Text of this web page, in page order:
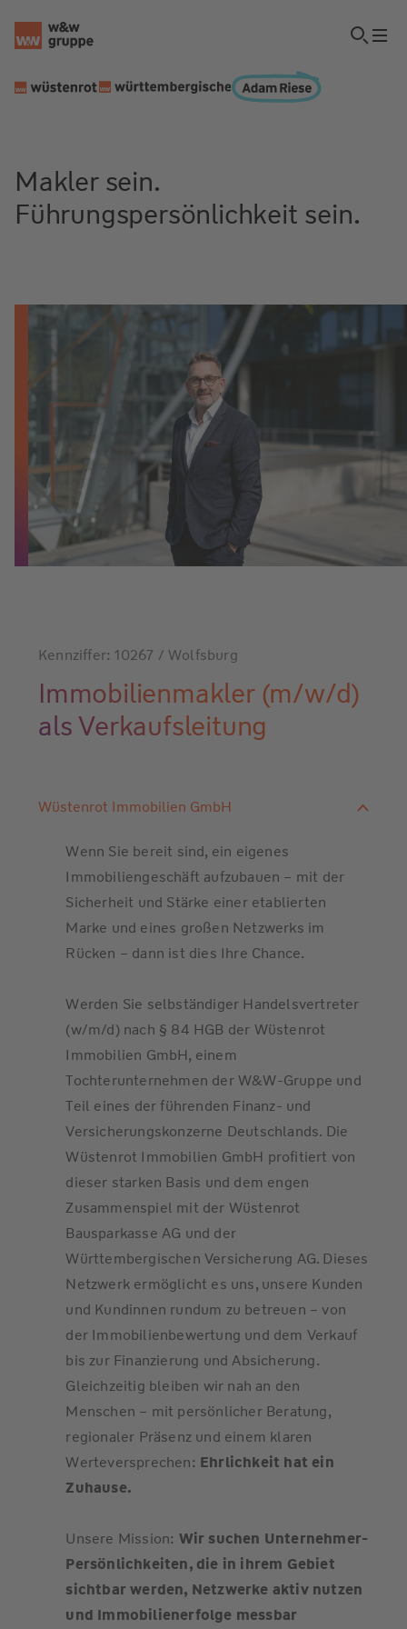
Makler sein.
Führungspersönlichkeit sein.
Kennziffer: 10267 / Wolfsburg
Immobilienmakler (m/w/d)
als Verkaufsleitung
Wüstenrot Immobilien GmbH
Wenn Sie bereit sind, ein eigenes
Immobiliengeschäft aufzubauen – mit der
Sicherheit und Stärke einer etablierten
Marke und eines großen Netzwerks im
Rücken – dann ist dies Ihre Chance.
Werden Sie selbständiger Handelsvertreter
(w/m/d) nach § 84 HGB der Wüstenrot
Immobilien GmbH, einem
Tochterunternehmen der W&W-Gruppe und
Teil eines der führenden Finanz- und
Versicherungskonzerne Deutschlands. Die
Wüstenrot Immobilien GmbH profitiert von
dieser starken Basis und dem engen
Zusammenspiel mit der Wüstenrot
Bausparkasse AG und der
Württembergischen Versicherung AG. Dieses
Netzwerk ermöglicht es uns, unsere Kunden
und Kundinnen rundum zu betreuen – von
der Immobilienbewertung und dem Verkauf
bis zur Finanzierung und Absicherung.
Gleichzeitig bleiben wir nah an den
Menschen – mit persönlicher Beratung,
regionaler Präsenz und einem klaren
Werteversprechen: Ehrlichkeit hat ein
Zuhause.
Unsere Mission: Wir suchen Unternehmer-
Persönlichkeiten, die in ihrem Gebiet
sichtbar werden, Netzwerke aktiv nutzen
und Immobilienerfolge messbar